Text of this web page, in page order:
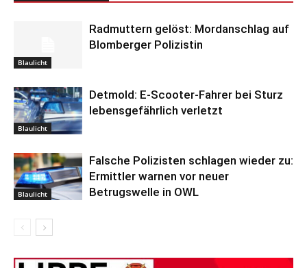
Blaulicht
Radmuttern gelöst: Mordanschlag auf
Blomberger Polizistin
Blaulicht
Detmold: E-Scooter-Fahrer bei Sturz
lebensgefährlich verletzt
Blaulicht
Falsche Polizisten schlagen wieder zu:
Ermittler warnen vor neuer
Betrugswelle in OWL